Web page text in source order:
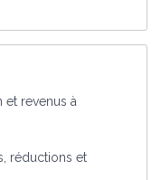
et revenus à
réductions et